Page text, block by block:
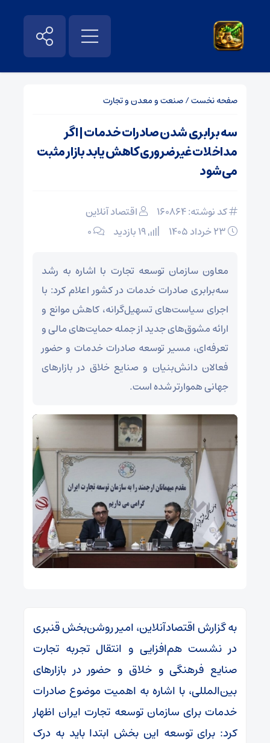
صفحه نخست/صنعت و معدن و تجارت
سه برابری شدن صادرات خدمات | اگر
مداخلات غیرضروری کاهش یابد بازار مثبت
می‌شود
کد نوشته: 160864
اقتصاد آنلاین
۰
معاون سازمان توسعه تجارت با اشاره به رشد
سه‌برابری صادرات خدمات در کشور اعلام کرد: با
اجرای سیاست‌های تسهیل‌گرانه، کاهش موانع و
ارائه مشوق‌های جدید از جمله حمایت‌های مالی و
تعرفه‌ای، مسیر توسعه صادرات خدمات و حضور
فعالان دانش‌بنیان و صنایع خلاق در بازارهای
جهانی هموارتر شده است.
به گزارش اقتصادآنلاین، امیر روشن‌بخش قنبری
در نشست هم‌افزایی و انتقال تجربه تجارت
صنایع فرهنگی و خلاق و حضور در بازارهای
بین‌المللی، با اشاره به اهمیت موضوع صادرات
خدمات برای سازمان توسعه تجارت ایران اظهار
کرد: برای توسعه این بخش ابتدا باید به درک